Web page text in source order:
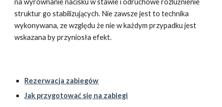
na wyrównanie nacisku w stawie i odruchowe rozluźnienie
struktur go stabilizujących. Nie zawsze jest to technika
wykonywana, ze względu że nie w każdym przypadku jest
wskazana by przyniosła efekt.
Rezerwacja zabiegów
Jak przygotować się na zabiegi